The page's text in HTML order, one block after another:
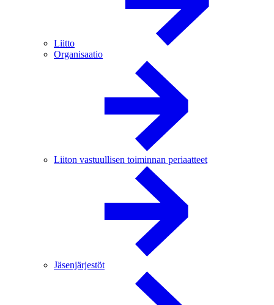
Liitto
Organisaatio
Liiton vastuullisen toiminnan periaatteet
Jäsenjärjestöt